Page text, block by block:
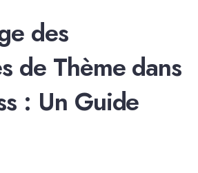
des
de Thème dans
: Un Guide